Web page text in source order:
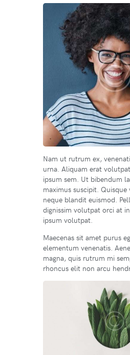
Nam ut rutrum ex,
urna. Aliquam erat
ipsum sem. Ut bibendum
maximus suscipit.
neque blandit euismod.
dignissim volutpat orci at
ipsum volutpat.
Maecenas sit amet purus
elementum venenatis.
magna, quis rutrum mi
rhoncus elit non arcu